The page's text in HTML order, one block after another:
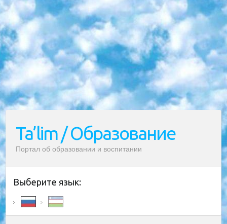
Ta’lim / Образование
Портал об образовании и воспитании
Выберите язык: